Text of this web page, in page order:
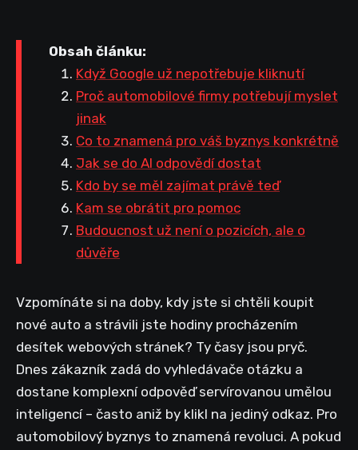
Obsah článku:
Když Google už nepotřebuje kliknutí
Proč automobilové firmy potřebují myslet
jinak
Co to znamená pro váš byznys konkrétně
Jak se do AI odpovědí dostat
Kdo by se měl zajímat právě teď
Kam se obrátit pro pomoc
Budoucnost už není o pozicích, ale o
důvěře
Vzpomínáte si na doby, kdy jste si chtěli koupit
nové auto a strávili jste hodiny procházením
desítek webových stránek? Ty časy jsou pryč.
Dnes zákazník zadá do vyhledávače otázku a
dostane komplexní odpověď servírovanou umělou
inteligencí – často aniž by klikl na jediný odkaz. Pro
automobilový byznys to znamená revoluci. A pokud